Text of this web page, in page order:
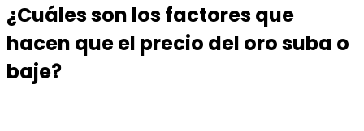
¿Cuáles son los factores que
hacen que el precio del oro suba o
baje?